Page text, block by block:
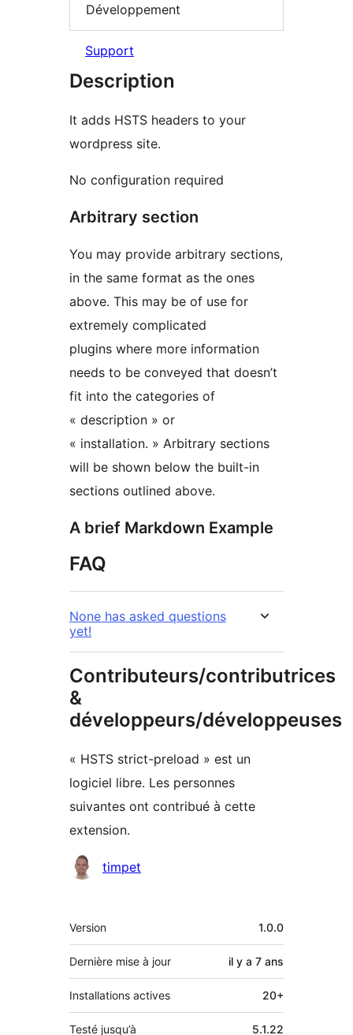
Développement
Support
Description
It adds HSTS headers to your
wordpress site.
No configuration required
Arbitrary section
You may provide arbitrary sections,
in the same format as the ones
above. This may be of use for
extremely complicated
plugins where more information
needs to be conveyed that doesn’t
fit into the categories of
« description » or
« installation. » Arbitrary sections
will be shown below the built-in
sections outlined above.
A brief Markdown Example
FAQ
None has asked questions
yet!
Contributeurs/contributrices
&
développeurs/développeuses
« HSTS strict-preload » est un
logiciel libre. Les personnes
suivantes ont contribué à cette
extension.
Contributeurs
timpet
Méta
Version 1.0.0
Dernière mise à jour il y a 7 ans
Installations actives 20+
Testé jusqu’à 5.1.22